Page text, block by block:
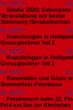
Nr. 18774
SiniAir 2026: Gelungene
Veranstaltung mit bester
Stimmung /Sinabelkirchen
Nr. 18773
Kranzlsingen in
Grossglockner Teil 2
Nr. 18772
Kranzlsingen in
Grossglockner Teil 1
Nr. 18771
Kameraden und Gäste
Sommerfest-Feierlaune
Nr. 18770
Fotobesuch beim 22.
Feld am See am Kirchplatz